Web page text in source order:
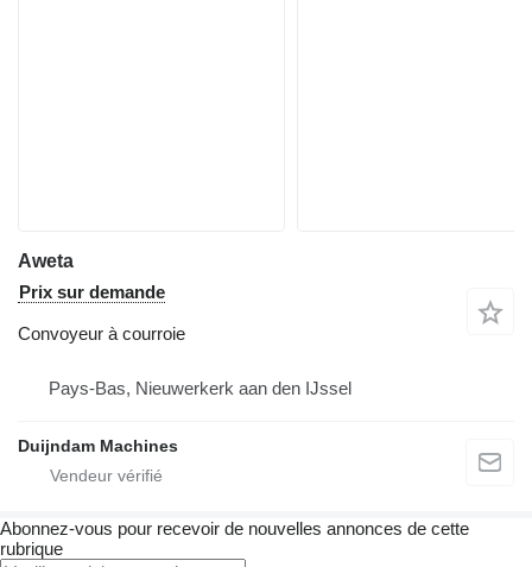
Aweta
Prix sur demande
Convoyeur à courroie
Pays-Bas, Nieuwerkerk aan den IJssel
Duijndam Machines
Abonnez-vous pour recevoir de nouvelles annonces de cette
rubrique